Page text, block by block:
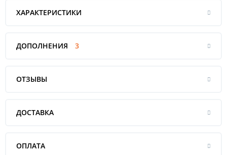
ХАРАКТЕРИСТИКИ
ДОПОЛНЕНИЯ 3
ОТЗЫВЫ
ДОСТАВКА
ОПЛАТА